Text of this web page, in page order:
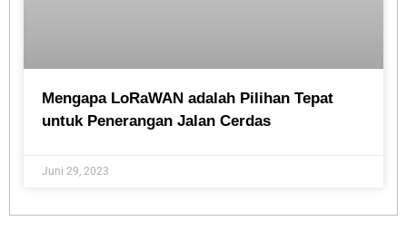
Mengapa LoRaWAN adalah Pilihan Tepat
untuk Penerangan Jalan Cerdas
Juni 29, 2023